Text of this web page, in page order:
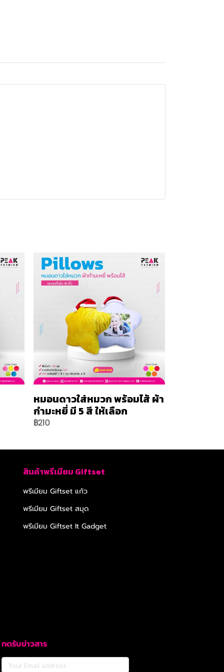
หมอนดาวใส่หมวก พร้อมไส้ ผ้า
กำมะหยี่ มี 5 สี ให้เลือก
฿210
สินค้าพรีเมียม Giftset
พรีเมียม Giftset แก้ว
พรีเมียม Giftset สมุด
พรีเมียม Giftset It Gadget
กดรับข่าวสาร